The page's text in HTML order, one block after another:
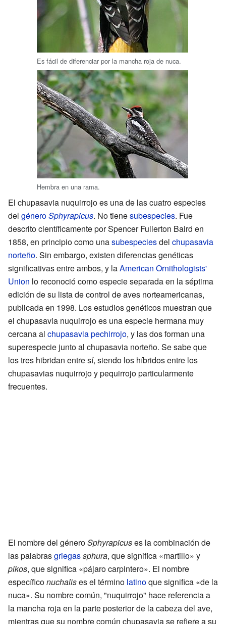
Es fácil de diferenciar por la mancha roja de nuca.
Hembra en una rama.
El chupasavia nuquirrojo es una de las cuatro especies
del géneroSphyrapicus. No tienesubespecies. Fue
descrito científicamente por Spencer Fullerton Baird en
1858, en principio como unasubespeciesdel chupasavia
norteño. Sin embargo, existen diferencias genéticas
significativas entre ambos, y laAmerican Ornithologists'
Union lo reconoció como especie separada en la séptima
edición de su lista de control de aves norteamericanas,
publicada en 1998. Los estudios genéticos muestran que
el chupasavia nuquirrojo es una especie hermana muy
cercana al chupasavia pechirrojo, y las dos forman una
superespecie junto al chupasavia norteño. Se sabe que
los tres hibridan entre sí, siendo los híbridos entre los
chupasavias nuquirrojo y pequirrojo particularmente
frecuentes.
El nombre del géneroSphyrapicuses la combinación de
las palabrasgriegassphura, que significa «martillo» y
pikos, que significa «pájaro carpintero». El nombre
específiconuchalises el término latinoque significa «de la
nuca». Su nombre común, "nuquirrojo" hace referencia a
la mancha roja en la parte posterior de la cabeza del ave,
mientras que su nombre común chupasavia se refiere a su